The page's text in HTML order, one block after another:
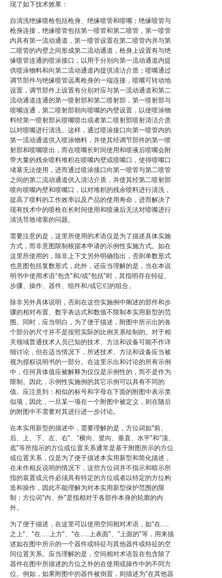
现了如下技术效果：
自清洗绝缘喷枪包括枪身、绝缘喷管和喷嘴；绝缘喷管与
枪身连接，绝缘喷管包括第一喷管和第二喷管，第一喷管
内具有第一流动通道，第一喷管设置在第二喷管内并与第
二喷管的内壁之间形成第二流动通道，枪身上设置有与绝
缘喷管连通的喷涂接口，以用于分别向第一流动通道内提
供喷涂物料和向第二流动通道内提供清洁介质；喷嘴通过
调节部件与绝缘喷管远离枪身的一端连接，喷嘴可转动地
设置，调节部件上设置有分别对应与第一流动通道和第二
流动通道连通的第一喷射部和第二喷射部，第一喷射部与
喷嘴连通，第二喷射部朝向喷嘴的内壁设置，以使喷涂物
料经第一喷射部从喷嘴喷出或者第二喷射部喷射清洁介质
以对喷嘴进行清洗。这样，通过喷涂接口向第一喷管内的
第一流动通道供入喷涂物料，并使其经调节部件的第一喷
射部和喷嘴喷出，而在喷嘴长时间使用和喷液后喷嘴会附
带大量的残余喷料堆积在喷嘴内壁或喷嘴口，使得喷嘴口
堵塞无法使用，进而通过喷涂接口向第一喷管与第二喷管
之间的第二流动通道供入清洁介质，并使其经第二喷射部
喷向喷嘴内壁和喷嘴口，以对堆积的残余喷料进行清洗，
提高了喷料的工作效率以及产品的使用寿命，进而解决了
现有技术中的喷枪在长时间使用和喷液后无法对喷嘴进行
清洗导致堵塞的问题。
需要注意的是，这里所使用的术语仅是为了描述具体实施
方式，而非意图限制根据本申请的示例性实施方式。如在
这里所使用的，除非上下文另外明确指出，否则单数形式
也意图包括复数形式，此外，还应当理解的是，当在本说
明书中使用术语“包含”和/或“包括”时，其指明存在特征、
步骤、操作、器件、组件和/或它们的组合。
除非另外具体说明，否则在这些实施例中阐述的部件和步
骤的相对布置、数字表达式和数值不限制本实用新型的范
围。同时，应当明白，为了便于描述，附图中所示出的各
个部分的尺寸并不是按照实际的比例关系绘制的。对于相
关领域普通技术人员已知的技术、方法和设备可能不作详
细讨论，但在适当情况下，所述技术、方法和设备应当被
视为授权说明书的一部分。在这里示出和讨论的所有示例
中，任何具体值应被解释为仅仅是示例性的，而不是作为
限制。因此，示例性实施例的其它示例可以具有不同的
值。应注意到：相似的标号和字母在下面的附图中表示类
似项，因此，一旦某一项在一个附图中被定义，则在随后
的附图中不需要对其进行进一步讨论。
在本实用新型的描述中，需要理解的是，方位词如“前、
后、上、下、左、右”、“横向、竖向、垂直、水平”和“顶、
底”等所指示的方位或位置关系通常是基于附图所示的方位
或位置关系，仅是为了便于描述本实用新型和简化描述，
在未作相反说明的情况下，这些方位词并不指示和暗示所
指的装置或元件必须具有特定的方位或者以特定的方位构
造和操作，因此不能理解为对本实用新型保护范围的限
制；方位词“内、外”是指相对于各部件本身的轮廓的内
外。
为了便于描述，在这里可以使用空间相对术语，如“在……
之上”、“在……上方”、“在……上表面”、“上面的”等，用来描
述如在图中所示的一个器件或特征与其他器件或特征的空
间位置关系。应当理解的是，空间相对术语旨在包含除了
器件在图中所描述的方位之外的在使用或操作中的不同方
位。例如，如果附图中的器件被倒置，则描述为“在其他器